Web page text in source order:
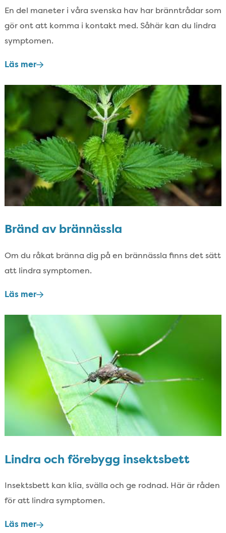
En del maneter i våra svenska hav har bränntrådar som
gör ont att komma i kontakt med.​ Såhär kan du lindra
symptomen.​
Läs mer
Bränd av brännässla
Om du råkat bränna dig på en brännässla finns det sätt
att lindra symptomen.​
Läs mer
Lindra och förebygg insektsbett
Insektsbett kan klia,​ svälla och ge rodnad.​ Här är råden
för att lindra symptomen.​
Läs mer